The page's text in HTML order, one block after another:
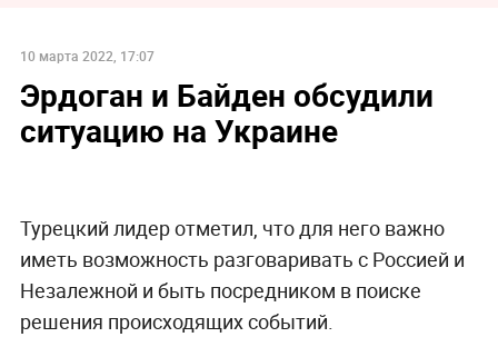
10 марта 2022, 17:07
Эрдоган и Байден обсудили
ситуацию на Украине
Турецкий лидер отметил, что для него важно
иметь возможность разговаривать с Россией и
Незалежной и быть посредником в поиске
решения происходящих событий.